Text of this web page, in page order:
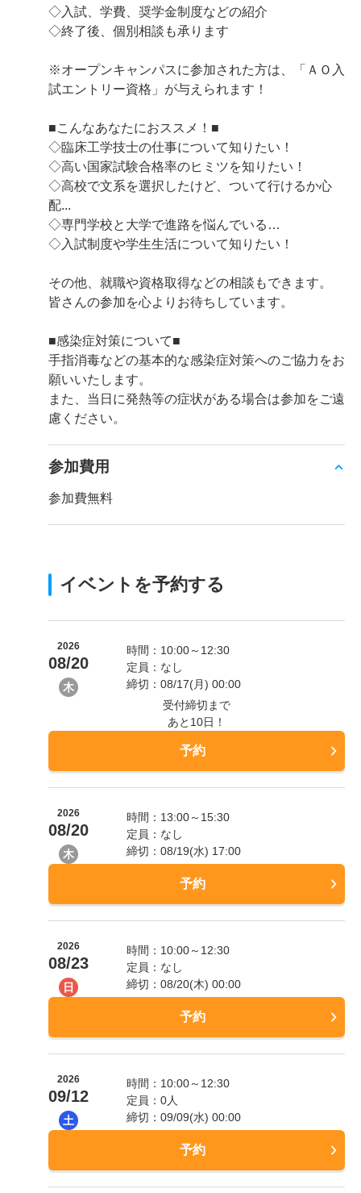
◇入試、学費、奨学金制度などの紹介
◇終了後、個別相談も承ります
※オープンキャンパスに参加された方は、「ＡＯ入
試エントリー資格」が与えられます！
■こんなあなたにおススメ！■
◇臨床工学技士の仕事について知りたい！
◇高い国家試験合格率のヒミツを知りたい！
◇高校で文系を選択したけど、ついて行けるか心
配...
◇専門学校と大学で進路を悩んでいる…
◇入試制度や学生生活について知りたい！
その他、就職や資格取得などの相談もできます。
皆さんの参加を心よりお待ちしています。
■感染症対策について■
手指消毒などの基本的な感染症対策へのご協力をお
願いいたします。
また、当日に発熱等の症状がある場合は参加をご遠
慮ください。
参加費用
参加費無料
イベントを予約する
2026
08/20
木
時間：10:00～12:30
定員：なし
締切：08/17(月) 00:00
受付締切まで
あと10日！
予約
2026
08/20
木
時間：13:00～15:30
定員：なし
締切：08/19(水) 17:00
予約
2026
08/23
日
時間：10:00～12:30
定員：なし
締切：08/20(木) 00:00
予約
2026
09/12
土
時間：10:00～12:30
定員：0人
締切：09/09(水) 00:00
予約